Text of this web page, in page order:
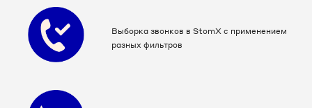
Выборка звонков в StomX с применением
разных фильтров